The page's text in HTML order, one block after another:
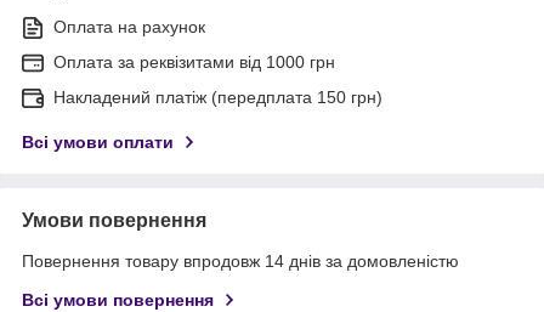
Оплата на рахунок
Оплата за реквізитами від 1000 грн
Накладений платіж (передплата 150 грн)
Всі умови оплати
Умови повернення
Повернення товару впродовж 14 днів за домовленістю
Всі умови повернення